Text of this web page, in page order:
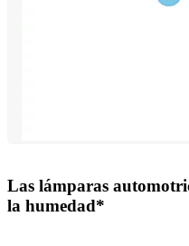
Las lámparas
la humedad*